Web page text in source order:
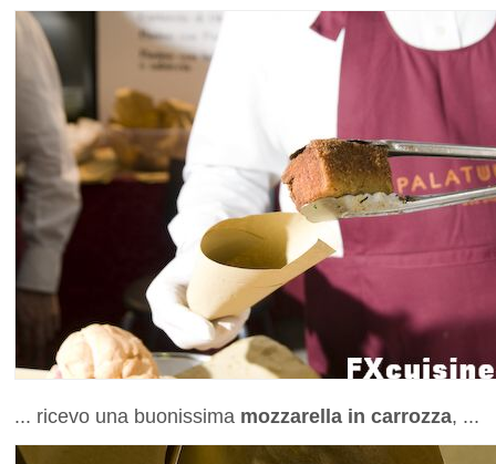
... ricevo una buonissima mozzarella in carrozza, ...